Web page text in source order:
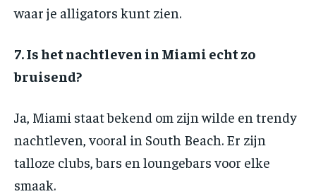
waar je alligators kunt zien.
7. Is het nachtleven in Miami echt zo
bruisend?
Ja, Miami staat bekend om zijn wilde en trendy
nachtleven, vooral in South Beach. Er zijn
talloze clubs, bars en loungebars voor elke
smaak.